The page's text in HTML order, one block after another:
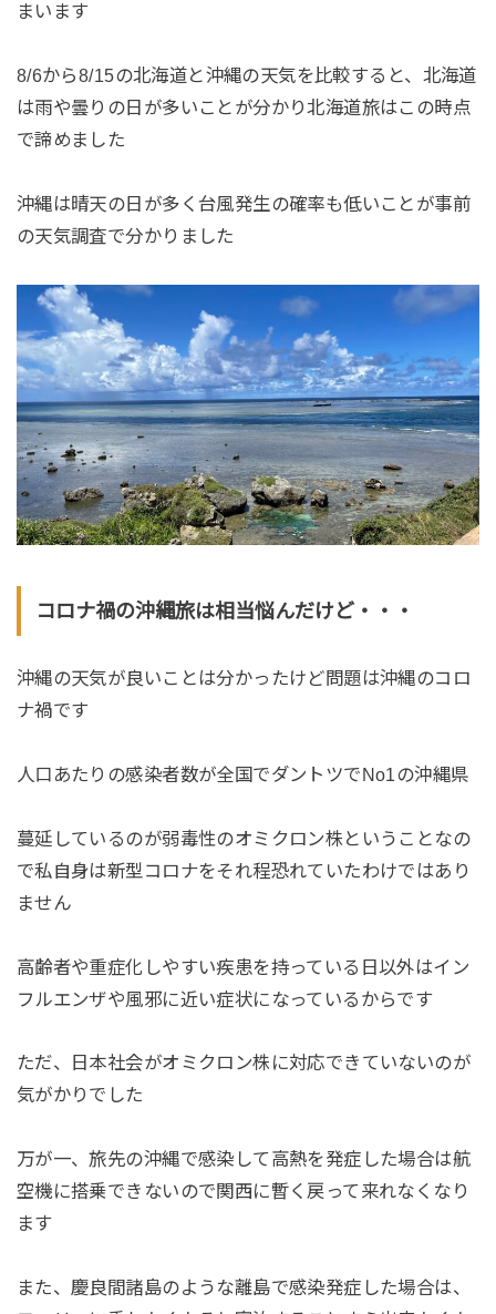
まいます
8/6から8/15の北海道と沖縄の天気を比較すると、北海道
は雨や曇りの日が多いことが分かり北海道旅はこの時点
で諦めました
沖縄は晴天の日が多く台風発生の確率も低いことが事前
の天気調査で分かりました
コロナ禍の沖縄旅は相当悩んだけど・・・
沖縄の天気が良いことは分かったけど問題は沖縄のコロ
ナ禍です
人口あたりの感染者数が全国でダントツでNo1の沖縄県
蔓延しているのが弱毒性のオミクロン株ということなの
で私自身は新型コロナをそれ程恐れていたわけではあり
ません
高齢者や重症化しやすい疾患を持っている日以外はイン
フルエンザや風邪に近い症状になっているからです
ただ、日本社会がオミクロン株に対応できていないのが
気がかりでした
万が一、旅先の沖縄で感染して高熱を発症した場合は航
空機に搭乗できないので関西に暫く戻って来れなくなり
ます
また、慶良間諸島のような離島で感染発症した場合は、